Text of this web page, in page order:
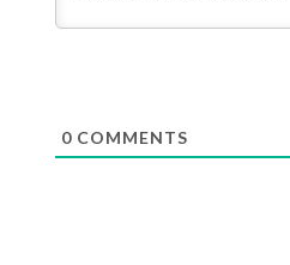
0COMMENTS